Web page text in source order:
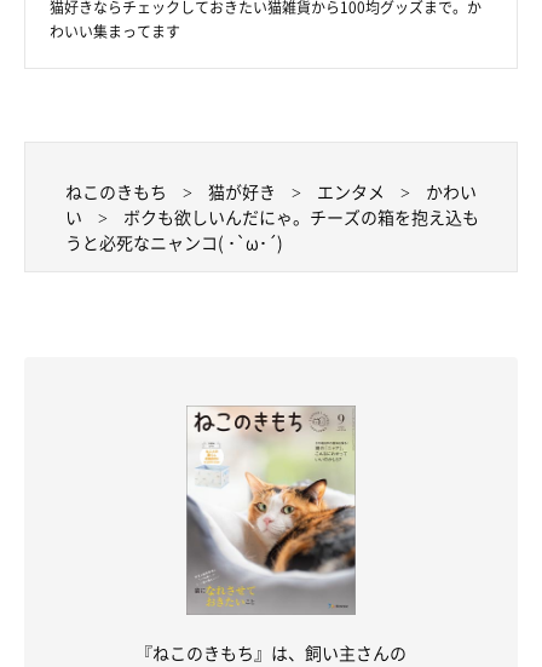
猫好きならチェックしておきたい猫雑貨から100均グッズまで。か
わいい集まってます
ねこのきもち 猫が好き エンタメ
かわい
い
ボクも欲しいんだにゃ。チーズの箱を抱え込も
うと必死なニャンコ( ･`ω･´)
『ねこのきもち』は、飼い主さんの